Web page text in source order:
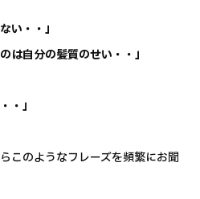
い・・」
は自分の髪質のせい・・」
・」
このようなフレーズを頻繁にお聞